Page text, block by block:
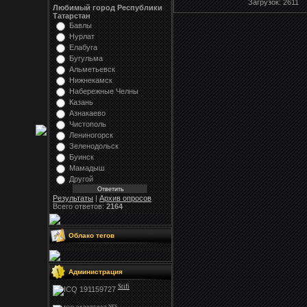
Любимый город Республики
Татарстан
Бавлы
Нурлат
Елабуга
Бугульма
Альметьевск
Нижнекамск
Набережные Челны
Казань
Азнакаево
Чистополь
Лениногорск
Зеленодольск
Буинск
Мамадыш
Другой
Результаты|Архив опросов
Всего ответов:2164
Облако тегов
Администрация
Stifi
NFS
Загрузок: 2611